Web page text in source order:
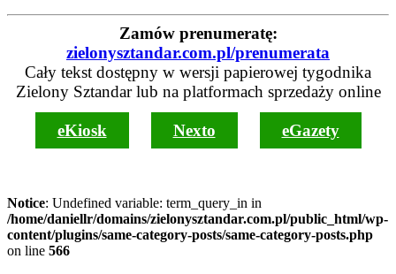
Zamów prenumeratę:
zielonysztandar.com.pl/prenumerata
Cały tekst dostępny w wersji papierowej tygodnika
Zielony Sztandar lub na platformach sprzedaży online
eKiosk Nexto eGazety
Notice: Undefined variable: term_query_in in
/home/daniellr/domains/zielonysztandar.com.pl/public_html/wp-
content/plugins/same-category-posts/same-category-posts.php
on line 566